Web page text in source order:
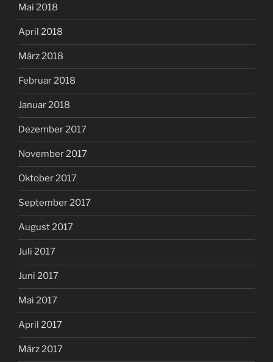
Mai 2018
April 2018
März 2018
Februar 2018
Januar 2018
Dezember 2017
November 2017
Oktober 2017
September 2017
August 2017
Juli 2017
Juni 2017
Mai 2017
April 2017
März 2017